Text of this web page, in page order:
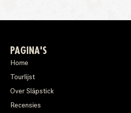
PAGINA'S
Home
Tourlijst
Over Släpstick
Recensies